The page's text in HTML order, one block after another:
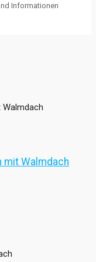
Informationen
mit Walmdach